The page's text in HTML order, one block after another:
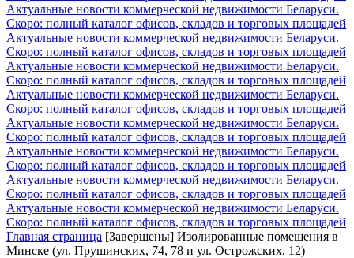
Актуальные новости коммерческой недвижимости Беларуси.
Скоро: полный каталог офисов, складов и торговых площадей
Актуальные новости коммерческой недвижимости Беларуси.
Скоро: полный каталог офисов, складов и торговых площадей
Актуальные новости коммерческой недвижимости Беларуси.
Скоро: полный каталог офисов, складов и торговых площадей
Актуальные новости коммерческой недвижимости Беларуси.
Скоро: полный каталог офисов, складов и торговых площадей
Актуальные новости коммерческой недвижимости Беларуси.
Скоро: полный каталог офисов, складов и торговых площадей
Актуальные новости коммерческой недвижимости Беларуси.
Скоро: полный каталог офисов, складов и торговых площадей
Актуальные новости коммерческой недвижимости Беларуси.
Скоро: полный каталог офисов, складов и торговых площадей
Актуальные новости коммерческой недвижимости Беларуси.
Скоро: полный каталог офисов, складов и торговых площадей
Главная страница [Завершены] Изолированные помещения в
Минске (ул. Прушинских, 74, 78 и ул. Острожских, 12)